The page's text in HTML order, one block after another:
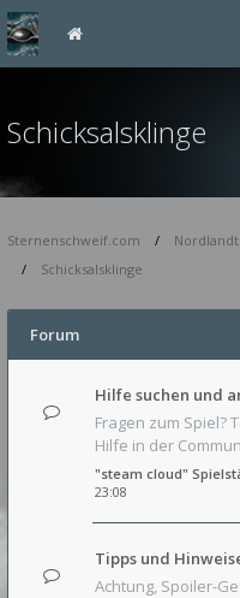
Schicksalsklinge
Sternenschweif.com
Schicksalsklinge
Forum
Hilfe suchen und
Fragen zum Spiel?
Hilfe in der
"steam cloud"
23:08
Tipps und
Achtung, Spoiler-